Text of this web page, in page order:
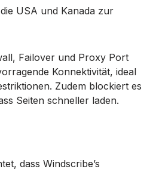
USA und Kanada zur
Failover und Proxy Port
Konnektivität, ideal
Zudem blockiert es
Seiten schneller laden.
dass Windscribe’s